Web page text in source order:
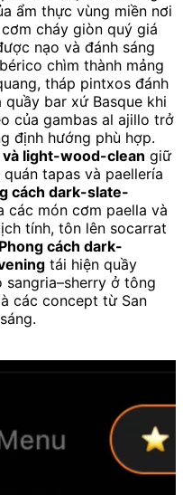
ẩm thực vùng miền nơi
cháy giòn quý giá
nạo và đánh sáng
chìm thành mảng
tháp pintxos đánh
bar xứ Basque khi
của gambas al ajillo trở
định hướng phù hợp.
light-wood-clean giữ
tapas và paellería
cách dark-slate-
các món cơm paella và
tính, tôn lên socarrat
Phong cách dark-
tái hiện quầy
ở tông
các concept từ San